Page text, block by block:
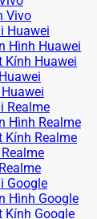
Vivo
Huawei
Hình Huawei
Kính Huawei
Realme
Hình Realme
Kính Realme
Google
Hình Google
Kính Google